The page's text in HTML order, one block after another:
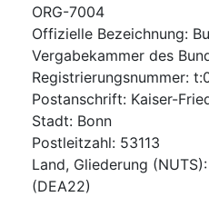
ORG-7004
Offizielle Bezeichnung:
Vergabekammer des
Registrierungsnummer:
Postanschrift: Kaiser-
Stadt: Bonn
Postleitzahl: 53113
Land, Gliederung (NUTS):
(DEA22)